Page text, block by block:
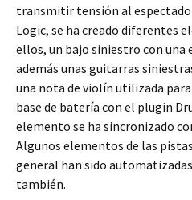
transmitir tensión al
Logic, se ha creado diferentes
ellos, un bajo siniestro con una
además unas guitarras
una nota de violín utilizada
base de batería con el plugin
elemento se ha sincronizado
Algunos elementos de las
general han sido
también.